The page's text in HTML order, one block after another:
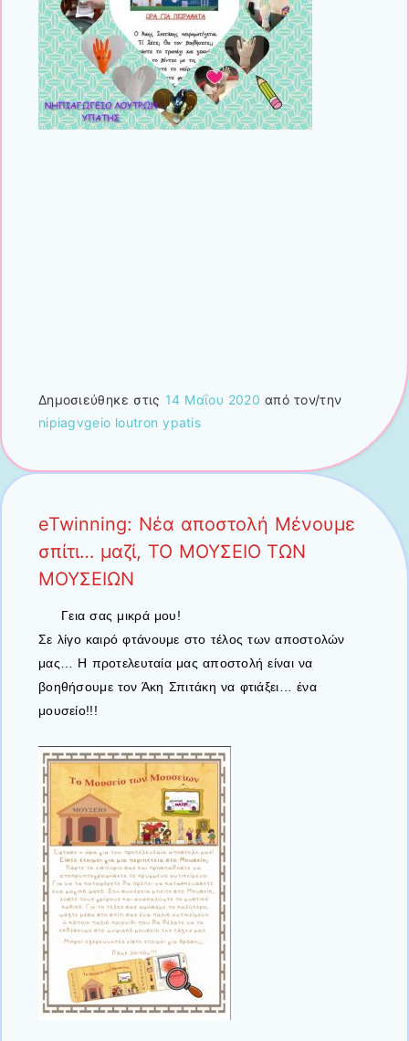
Δημοσιεύθηκε στις 14 Μαΐου 2020 από τον/την
nipiagvgeio loutron ypatis
eTwinning: Νέα αποστολή Μένουμε
σπίτι… μαζί, ΤΟ ΜΟΥΣΕΙΟ ΤΩΝ
ΜΟΥΣΕΙΩΝ
Γεια σας μικρά μου!
Σε λίγο καιρό φτάνουμε στο τέλος των αποστολών
μας… Η προτελευταία μας αποστολή είναι να
βοηθήσουμε τον Άκη Σπιτάκη να φτιάξει… ένα
μουσείο!!!